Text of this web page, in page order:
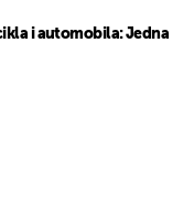
i automobila: Jedna